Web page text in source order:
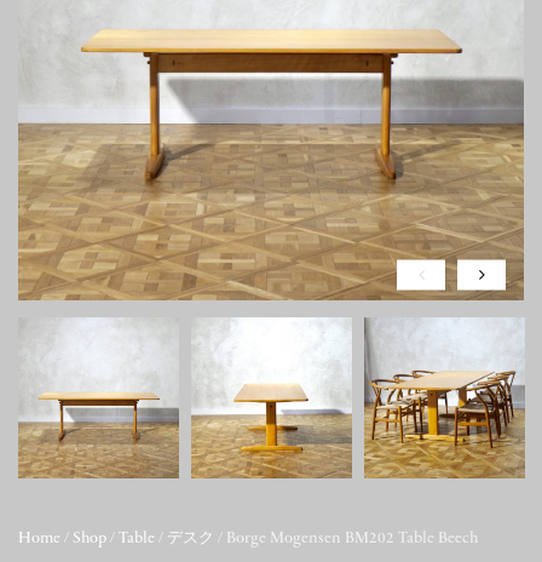
Home / Shop / Table / デスク / Borge Mogensen BM202 Table Beech